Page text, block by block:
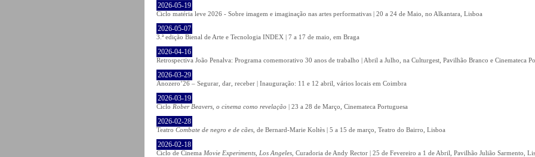
2026-05-19
Ciclo matéria leve 2026 - Sobre imagem e imaginação nas artes performativas | 20 a 24 de Maio, no Alkantara, Lisboa
2026-05-07
3.ª edição Bienal de Arte e Tecnologia INDEX | 7 a 17 de maio, em Braga
2026-04-16
Retrospectiva João Penalva: Programa comemorativo 30 anos de trabalho | Abril a Julho, na Culturgest, Pavilhão Branco e Cinemateca
2026-03-29
Anozero’26 – Segurar, dar, receber | Inauguração: 11 e 12 abril, vários locais em Coimbra
2026-03-19
Ciclo Rober Beavers, o cinema como revelação | 23 a 28 de Março, Cinemateca Portuguesa
2026-02-28
Teatro Combate de negro e de cães , de Bernard-Marie Koltès | 5 a 15 de março, Teatro do Bairro, Lisboa
2026-02-18
Ciclo de Cinema Movie Experiments, Los Angeles , Curadoria de Andy Rector | 25 de Fevereiro a 1 de Abril, Pavilhão Julião Sarmento,